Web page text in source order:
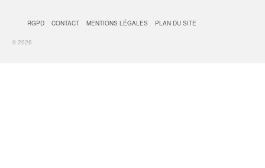
RGPD CONTACT MENTIONS LÉGALES PLAN DU SITE
© 2026